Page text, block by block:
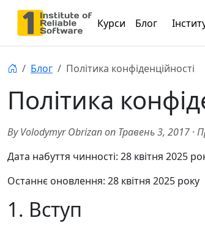
Курси Блог
Блог Політика конфіденційності
Політика
By Volodymyr Obrizan on Травень 3, 2017 ·
Дата набуття чинності: 28 квітня 2025
Останнє оновлення: 28 квітня 2025 року
1. Вступ